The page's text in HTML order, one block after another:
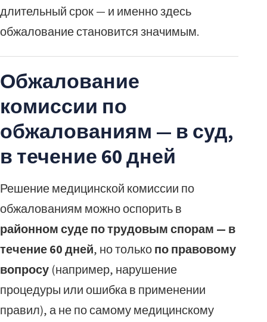
длительный срок — и именно здесь
обжалование становится значимым.
Обжалование
комиссии по
обжалованиям — в суд,
в течение 60 дней
Решение медицинской комиссии по
обжалованиям можно оспорить в
районном суде по трудовым спорам — в
течение 60 дней, но толькопо правовому
вопросу (например, нарушение
процедуры или ошибка в применении
правил), а не по самому медицинскому